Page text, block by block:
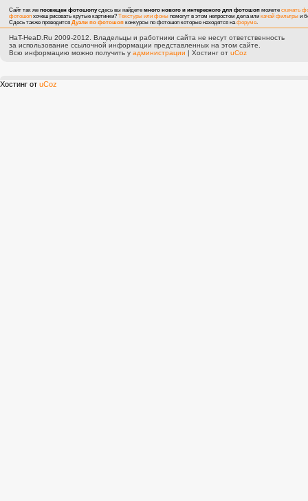
Сайт так же посвещен фотошопусдесь вы найдете много нового и интересного для фотошоп можете скачать
фотошоп хочеш рисовать крутые картинки?Текстуры или фоны помогут в этом непростом дела или качай фильтры и
Сдесь также проводится Дуэли по фотошоп конкурсы по фотошоп которые находятся нафоруме.
HaT-HeaD.Ru 2009-2012. Владельцы и работники сайта не несут ответственность
за использование ссылочной информации представленных на этом сайте.
Всю информацию можно получить у администрации | Хостинг от uCoz
Хостинг от uCoz